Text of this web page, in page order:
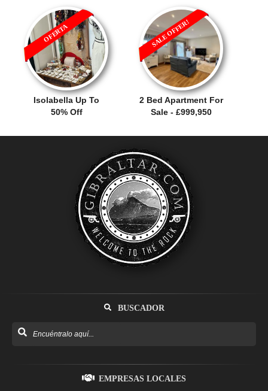
Isolabella Up To
50% Off
OFERTA
2 Bed Apartment For
Sale - £999,950
SALE OFFER!
BUSCADOR
EMPRESAS LOCALES